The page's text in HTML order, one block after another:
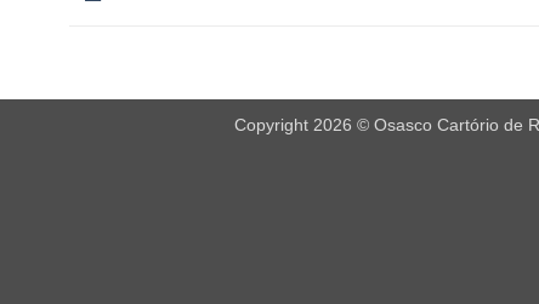
Copyright 2026 © Osasco Cartório de